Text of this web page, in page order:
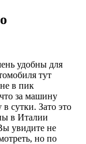
удобны для
тут
в пик
за машину
сутки. Зато это
в Италии
увидите не
но по